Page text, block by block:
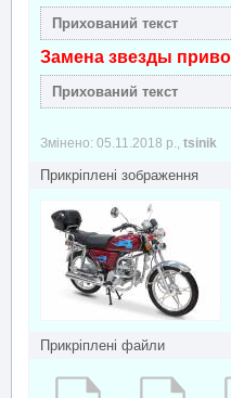
Замена звезды
Змінено: 05.11.2018 р., tsinik
Прикріплені зображення
Прикріплені файли